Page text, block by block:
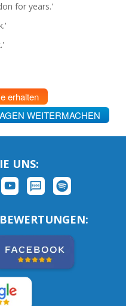
for years.'
erhalten
WEITERMACHEN
UNS: